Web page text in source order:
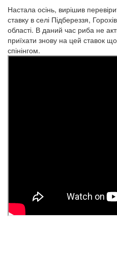
Настала осінь, вирішив
ставку в селі Підбереззя,
області. В даний час риба не
приїхати знову на цей ставок
спінінгом.